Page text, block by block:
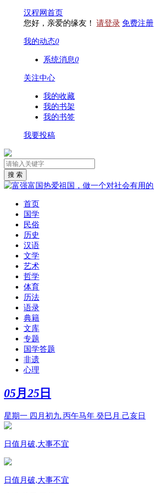
汉程网首页
您好，亲爱的缘友！ 请登录 免费注册
我的动态0
系统消息0
关注中心
我的收藏
我的书架
我的书签
我要投稿
首页
国学
民俗
历史
汉语
文学
艺术
哲学
体育
历法
语录
典籍
文库
专题
国学答题
非遗
心理
05月 25 日
星期一 四月初九 丙午马年 癸巳月 己亥日
日值月破,大事不宜
日值月破,大事不宜